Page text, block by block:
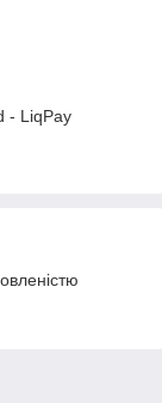
- LiqPay